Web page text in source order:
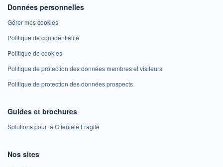
Données personnelles
Gérer mes cookies
Politique de confidentialité
Politique de cookies
Politique de protection des données membres et visiteurs
Politique de protection des données prospects
Guides et brochures
Solutions pour la Clientèle Fragile
Nos sites